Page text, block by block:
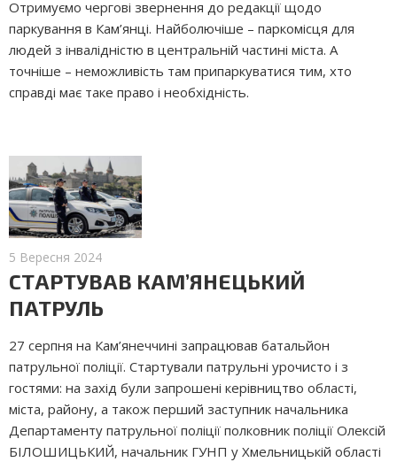
Отримуємо чергові звернення до редакції щодо
паркування в Кам’янці. Найболючіше – паркомісця для
людей з інвалідністю в центральній частині міста. А
точніше – неможливість там припаркуватися тим, хто
справді має таке право і необхідність.
5 Вересня 2024
СТАРТУВАВ КАМ’ЯНЕЦЬКИЙ
ПАТРУЛЬ
27 серпня на Кам’янеччині запрацював батальйон
патрульної поліції. Стартували патрульні урочисто і з
гостями: на захід були запрошені керівництво області,
міста, району, а також перший заступник начальника
Департаменту патрульної поліції полковник поліції Олексій
БІЛОШИЦЬКИЙ, начальник ГУНП у Хмельницькій області